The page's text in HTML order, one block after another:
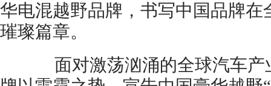
华电混越野品牌，书写中国品牌在
璀璨篇章。
面对激荡汹涌的全球汽车产